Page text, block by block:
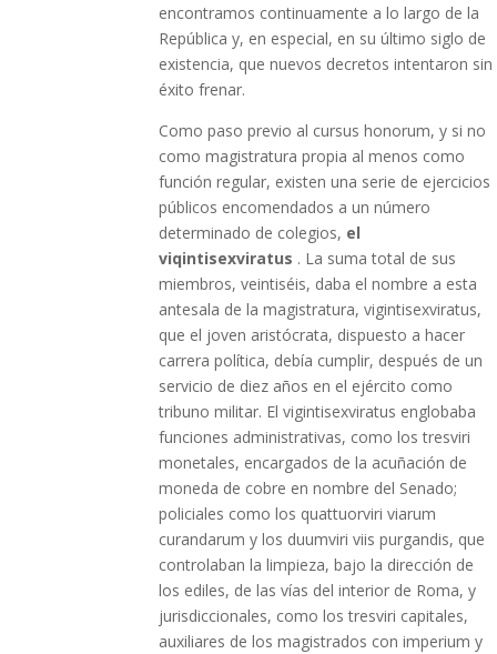
encontramos continuamente a lo largo de la
República y, en especial, en su último siglo de
existencia, que nuevos decretos intentaron sin
éxito frenar.
Como paso previo al cursus honorum, y si no
como magistratura propia al menos como
función regular, existen una serie de ejercicios
públicos encomendados a un número
determinado de colegios, el
viqintisexviratus . La suma total de sus
miembros, veintiséis, daba el nombre a esta
antesala de la magistratura, vigintisexviratus,
que el joven aristócrata, dispuesto a hacer
carrera política, debía cumplir, después de un
servicio de diez años en el ejército como
tribuno militar. El vigintisexviratus englobaba
funciones administrativas, como los tresviri
monetales, encargados de la acuñación de
moneda de cobre en nombre del Senado;
policiales como los quattuorviri viarum
curandarum y los duumviri viis purgandis, que
controlaban la limpieza, bajo la dirección de
los ediles, de las vías del interior de Roma, y
jurisdiccionales, como los tresviri capitales,
auxiliares de los magistrados con imperium y